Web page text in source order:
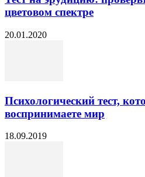
цветовом спектре
20.01.2020
Психологический тест,
воспринимаете мир
18.09.2019